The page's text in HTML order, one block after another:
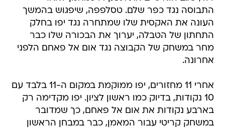
התבוסה נגד כפר שלם. טסלפפה, שיפגוש בהמשך
העונה את האקסית שלו שמתחרה נגד יפו בחלק
התחתון של הטבלה, יערוך את הבכורה שלו כבר
מחר במשחק של הקבוצה נגד אום אל פאחם הלפני
אחרונה.
אחרי 11 מחזורים, יפו ממוקמת במקום ה-11 בלבד עם
10 נקודות, בדיוק כמו ראשון לציון. יפו מקדימה רק
בארבע נקודות את אום אל פאחם, כך שמדובר
במשחק קריטי עבור המאמן, כבר במבחן הראשון